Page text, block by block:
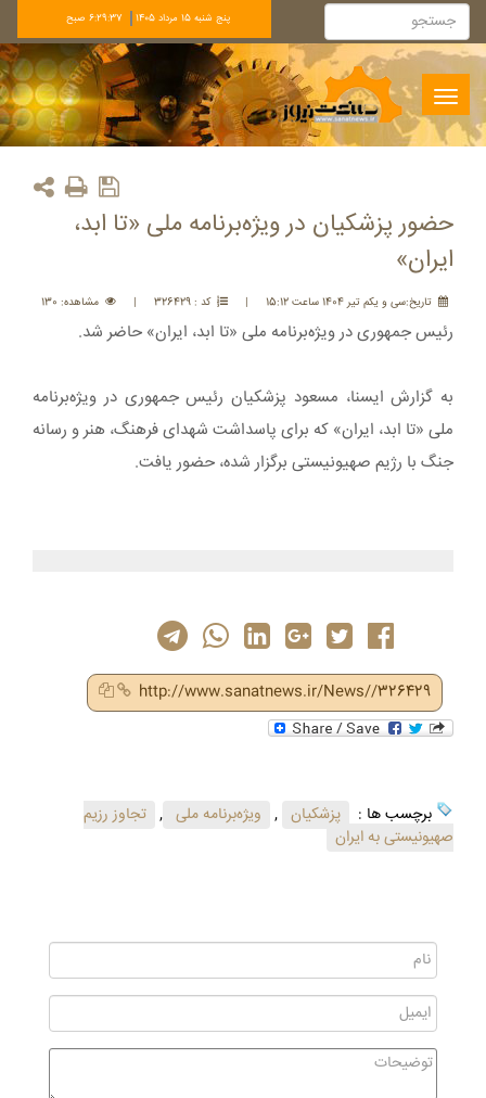
پنج شنبه 15 مرداد 1405 6:29:37 صبح
Toggle
navigation
حضور پزشکیان در ویژه‌برنامه ملی «تا ابد،
ایران»
تاريخ:سی و يکم تير 1404 ساعت 15:12 | کد : 326429 | مشاهده: 130
رئیس جمهوری در ویژه‌برنامه ملی «تا ابد، ایران» حاضر شد.
به گزارش ایسنا، مسعود پزشکیان رئیس جمهوری در ویژه‌برنامه
ملی «تا ابد، ایران» که برای پاسداشت شهدای فرهنگ، هنر و رسانه
جنگ با رژیم صهیونیستی برگزار شده، حضور یافت.
http://www.sanatnews.ir/News//326429
برچسب ها : پزشکیان , ویژه‌برنامه ملی , تجاوز رزیم
صهیونیستی به ایران